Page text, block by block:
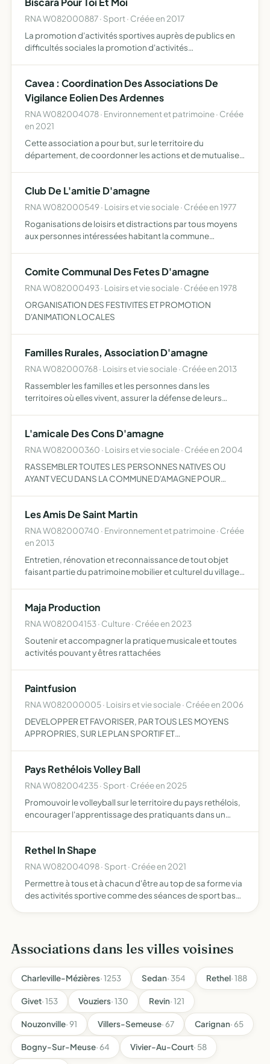
RNA W082000887 · Sport · Créée en 2017
La promotion d'activités sportives auprès de publics en
difficultés sociales la promotion d'activités
Cavea : Coordination Des Associations De
Vigilance Eolien Des Ardennes
RNA W082004078 · Environnement et patrimoine · Créée
en 2021
Cette association a pour but, sur le territoire du
département, de coordonner les actions et de mutualiser
c…
Club De L'amitie D'amagne
RNA W082000549 · Loisirs et vie sociale · Créée en 1977
Roganisations de loisirs et distractions par tous moyens
aux personnes intéressées habitant la commune
Comite Communal Des Fetes D'amagne
RNA W082000493 · Loisirs et vie sociale · Créée en 1978
ORGANISATION DES FESTIVITES ET PROMOTION
D'ANIMATION LOCALES
Familles Rurales, Association D'amagne
RNA W082000768 · Loisirs et vie sociale · Créée en 2013
Rassembler les familles et les personnes dans les
territoires où elles vivent, assurer la défense de leurs
L'amicale Des Cons D'amagne
RNA W082000360 · Loisirs et vie sociale · Créée en 2004
RASSEMBLER TOUTES LES PERSONNES NATIVES OU
AYANT VECU DANS LA COMMUNE D'AMAGNE POUR
PROPRES AU PATRIMOINE DU VILLAGE
Les Amis De Saint Martin
RNA W082000740 · Environnement et patrimoine · Créée
en 2013
Entretien, rénovation et reconnaissance de tout objet
faisant partie du patrimoine mobilier et culturel du village
Maja Production
RNA W082004153 · Culture · Créée en 2023
Soutenir et accompagner la pratique musicale et toutes
activités pouvant y êtres rattachées
Paintfusion
RNA W082000005 · Loisirs et vie sociale · Créée en 2006
DEVELOPPER ET FAVORISER, PAR TOUS LES MOYENS
APPROPRIES, SUR LE PLAN SPORTIF ET
NOMME PAINTBALL
Pays Rethélois Volley Ball
RNA W082004235 · Sport · Créée en 2025
Promouvoir le volleyball sur le territoire du pays rethélois,
encourager l'apprentissage des pratiquants dans un
Rethel In Shape
RNA W082004098 · Sport · Créée en 2021
Permettre à tous et à chacun d'être au top de sa forme via
des activités sportive comme des séances de sport basé
Associations dans les villes voisines
Charleville-Mézières· 1253 Sedan· 354 Rethel· 188
Givet· 153 Vouziers· 130 Revin· 121
Nouzonville· 91 Villers-Semeuse· 67 Carignan· 65
Bogny-Sur-Meuse· 64 Vivier-Au-Court· 58